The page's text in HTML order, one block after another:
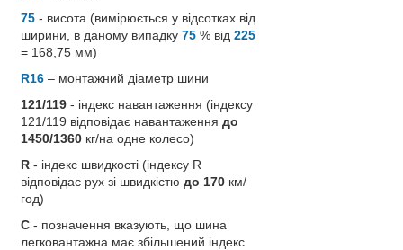
75 - висота (вимірюється у відсотках від
ширини, в даному випадку 75 % від 225
= 168,75 мм)
R16 – монтажний діаметр шини
121/119 - індекс навантаження (індексу
121/119 відповідає навантаження до
1450/1360 кг/на одне колесо)
R - індекс швидкості (індексу R
відповідає рух зі швидкістю до 170 км/
год)
C - позначення вказують, що шина
легковантажна має збільшений індекс